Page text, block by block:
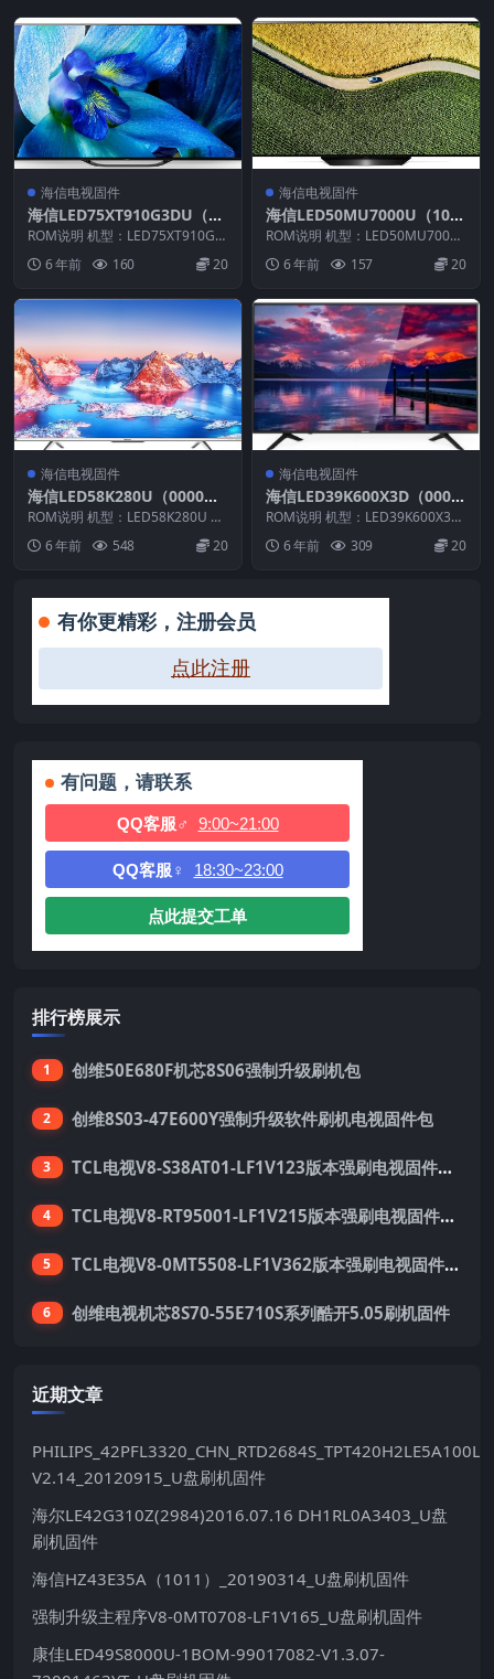
海信电视固件
海信LED75XT910G3DU（00
00）BOM1_C005_20140625
官方原厂USB刷机电视固件包
ROM说明 机型：LED75XT910G3
M：...6 年前 160 20
海信电视固件
海信LED50MU7000U（100
0）BOM2_C006_20170831
官方原厂USB刷机电视固件包
ROM说明 机型：LED50MU7000
U 固件版本：（1000） BOM：2
... 6 年前 157 20
海信电视固件
海信LED58K280U（0000）
BOM1升级VIDAA3软件数据
20151020官方原厂USB刷机
电视固件包
ROM说明 机型：LED58K280U 固
件版本：（0000） BOM：2 海
信...6 年前 548 20
海信电视固件
海信LED39K600X3D（000
0）BOM1官方原厂USB刷机
电视固件包
ROM说明 机型：LED39K600X3D
固件版本：（0000） BOM：1 ...
6 年前 309 20
有你更精彩，注册会员
点此注册
有问题，请联系
QQ客服♂ 9:00~21:00
QQ客服♀ 18:30~23:00
点此提交工单
排行榜展示
1 创维50E680F机芯8S06强制升级刷机包
2 创维8S03-47E600Y强制升级软件刷机电视固件包
3 TCL电视V8-S38AT01-LF1V123版本强刷电视固件包下载
4 TCL电视V8-RT95001-LF1V215版本强刷电视固件包下载
5 TCL电视V8-0MT5508-LF1V362版本强刷电视固件包下载
6 创维电视机芯8S70-55E710S系列酷开5.05刷机固件
近期文章
V2.14_20120915_U盘刷机固件
海尔LE42G310Z(2984)2016.07.16 DH1RL0A3403_U盘
刷机固件
海信HZ43E35A（1011）_20190314_U盘刷机固件
强制升级主程序V8-0MT0708-LF1V165_U盘刷机固件
康佳LED49S8000U-1BOM-99017082-V1.3.07-